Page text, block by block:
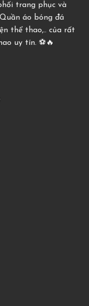
trang phục và
áo bóng đá
thể thao,.. của rất
uy tín. ⚽️🔥